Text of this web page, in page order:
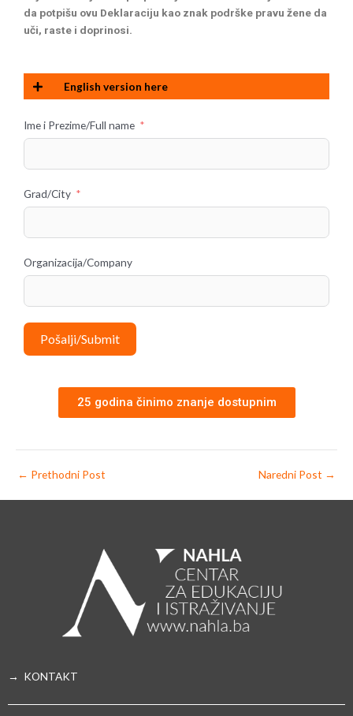
da potpišu ovu Deklaraciju kao znak podrške pravu žene da
uči, raste i doprinosi.
English version here
Ime i Prezime/Full name
Grad/City
Organizacija/Company
Pošalji/Submit
25 godina činimo znanje dostupnim
← Prethodni Post Naredni Post →
→ KONTAKT